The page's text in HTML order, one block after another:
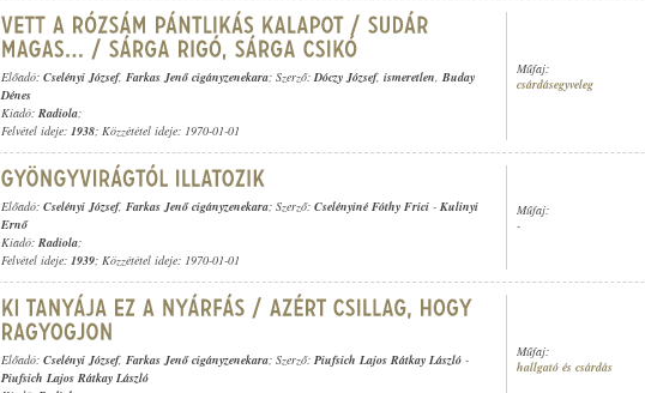
Előadó: Cselényi József, Farkas Jenő cigányzenekara; Szerző:Dóczy József, ismeretlen, Buday
Dénes
Kiadó: Radiola;
Felvétel ideje: 1938; Közzététel ideje: 1970-01-01
Műfaj:
csárdásegyveleg
Előadó: Cselényi József, Farkas Jenő cigányzenekara; Szerző: Cselényiné Fóthy Frici - Kulinyi
Ernő
Kiadó: Radiola;
Felvétel ideje: 1939; Közzététel ideje: 1970-01-01
Műfaj:
-
Előadó: Cselényi József, Farkas Jenő cigányzenekara; Szerző: Piufsich Lajos Rátkay László -
Piufsich Lajos Rátkay László
Műfaj:
hallgató és csárdás